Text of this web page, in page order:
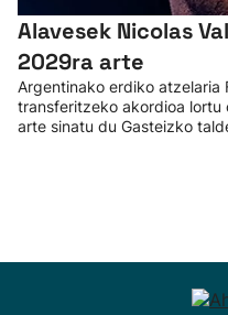
Alavesek Nicolas
2029ra arte
Argentinako erdiko
transferitzeko akordioa lortu
arte sinatu du Gasteizko